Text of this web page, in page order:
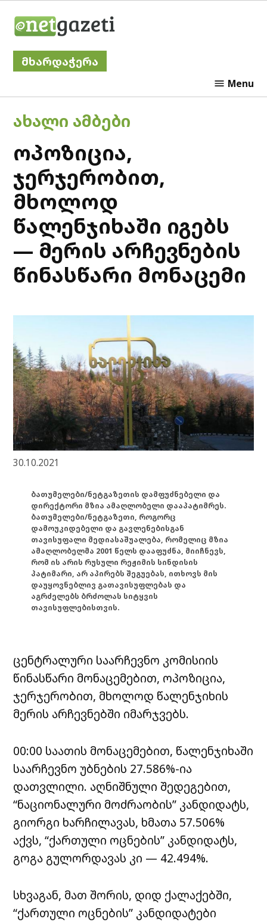
მხარდაჭერა
Menu
POSTED
ᲐᲮᲐᲚᲘ ᲐᲛᲑᲔᲑᲘ
ოპოზიცია,
ჯერჯერობით,
მხოლოდ
წალენჯიხაში იგებს
— მერის არჩევნების
წინასწარი მონაცემი
30.10.2021
ბათუმელები/ნეტგაზეთის დამფუძნებელი და
დირექტორი მზია ამაღლობელი დააპატიმრეს.
ბათუმელები/ნეტგაზეთი, როგორც
დამოუკიდებელი და გავლენებისგან
თავისუფალი მედიასაშუალება, რომელიც მზია
ამაღლობელმა 2001 წელს დააფუძნა, მიიჩნევს,
რომ ის არის რუსული რეჟიმის სინდისის
პატიმარი, არ აპირებს შეგუებას, ითხოვს მის
დაუყოვნებლივ გათავისუფლებას და
აგრძელებს ბრძოლას სიტყვის
თავისუფლებისთვის.
ცენტრალური საარჩევნო კომისიის
წინასწარი მონაცემებით, ოპოზიცია,
ჯერჯერობით, მხოლოდ წალენჯიხის
მერის არჩევნებში იმარჯვებს.
00:00 საათის მონაცემებით, წალენჯიხაში
საარჩევნო უბნების 27.586%-ია
დათვლილი. აღნიშნული შედეგებით,
“ნაციონალური მოძრაობის” კანდიდატს,
გიორგი ხარჩილავას, ხმათა 57.506%
აქვს, “ქართული ოცნების” კანდიდატს,
გოგა გულორდავას კი — 42.494%.
სხვაგან, მათ შორის, დიდ ქალაქებში,
“ქართული ოცნების” კანდიდატები